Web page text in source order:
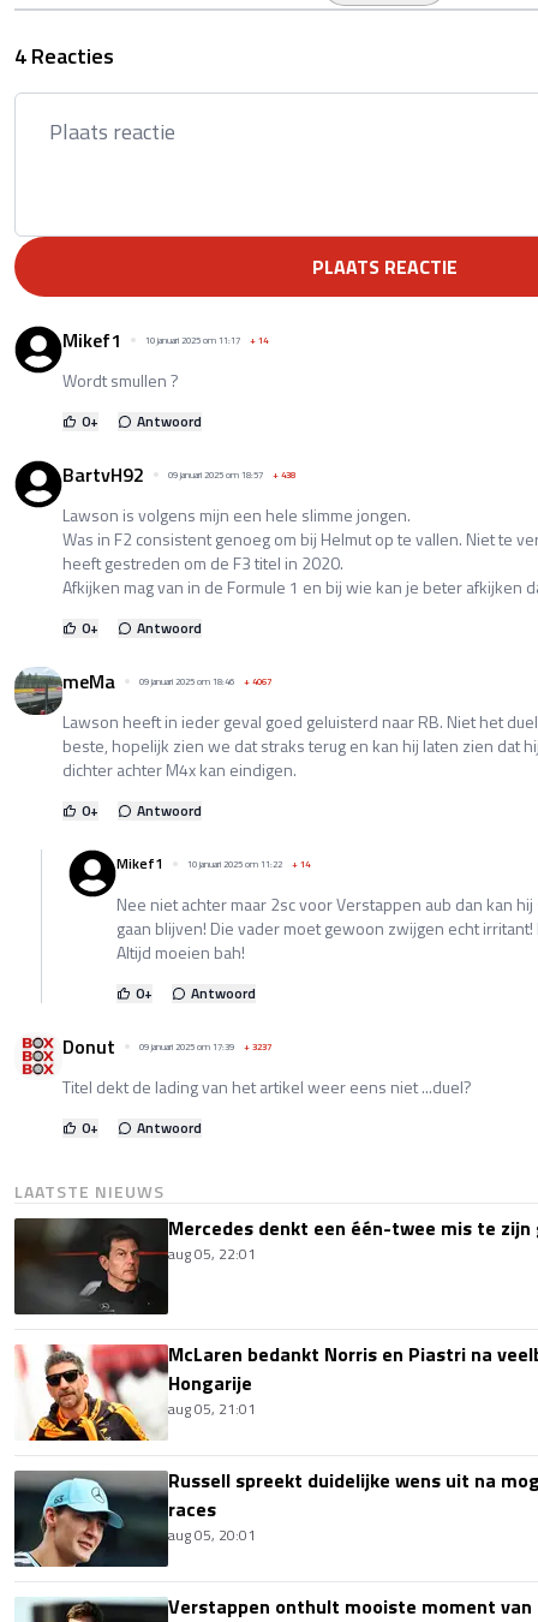
4 Reacties
PLAATS REACTIE
Mikef1 10 januari 2025 om 11:17 +14
Wordt smullen ?
0+ Antwoord
BartvH92 09 januari 2025 om 18:57 +438
Lawson is volgens mijn een hele slimme jongen.
Was in F2 consistent genoeg om bij Helmut op te vallen. Niet te
heeft gestreden om de F3 titel in 2020.
Afkijken mag van in de Formule 1 en bij wie kan je beter afkijken
0+ Antwoord
meMa 09 januari 2025 om 18:46 +4067
Lawson heeft in ieder geval goed geluisterd naar RB. Niet het
beste, hopelijk zien we dat straks terug en kan hij laten zien dat
dichter achter M4x kan eindigen.
0+ Antwoord
Mikef1 10 januari 2025 om 11:22 +14
Nee niet achter maar 2sc voor Verstappen aub dan kan
gaan blijven! Die vader moet gewoon zwijgen echt
Altijd moeien bah!
0+ Antwoord
Donut 09 januari 2025 om 17:39 +3237
Titel dekt de lading van het artikel weer eens niet ...duel?
0+ Antwoord
LAATSTE NIEUWS
Mercedes denkt een één-twee mis te
aug 05, 22:01
McLaren bedankt Norris en Piastri na
Hongarije
aug 05, 21:01
Russell spreekt duidelijke wens uit na
races
aug 05, 20:01
Verstappen onthult mooiste moment van